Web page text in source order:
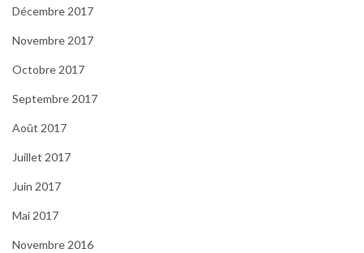
Décembre 2017
Novembre 2017
Octobre 2017
Septembre 2017
Août 2017
Juillet 2017
Juin 2017
Mai 2017
Novembre 2016